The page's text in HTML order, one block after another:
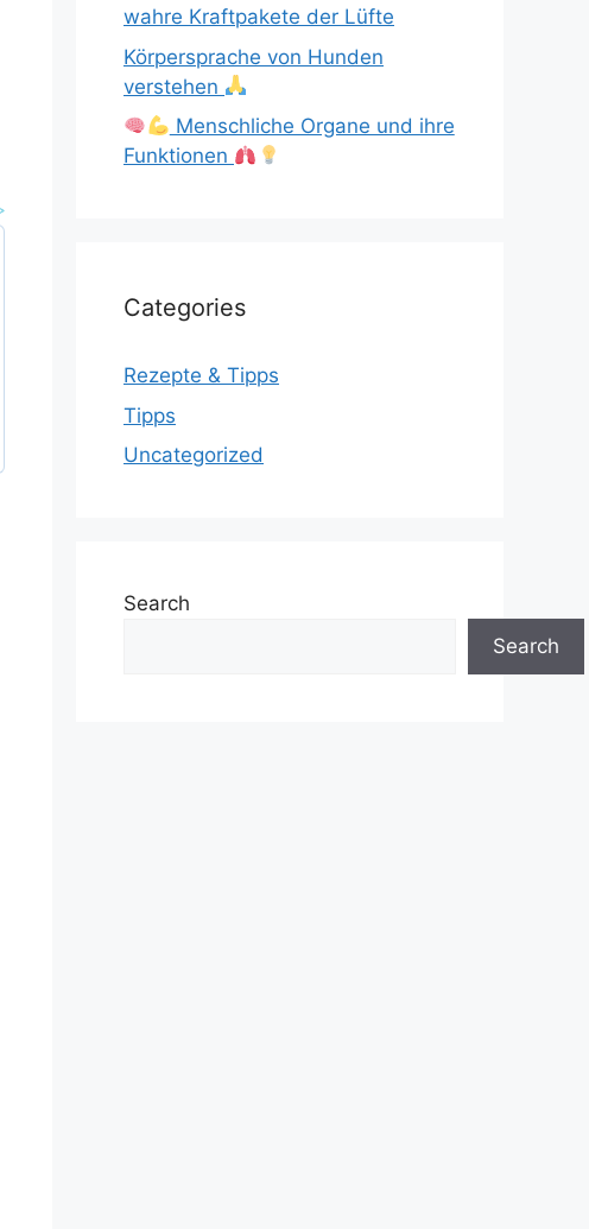
wahre Kraftpakete der Lüfte
Körpersprache von Hunden
verstehen
Menschliche Organe und ihre
Funktionen
Categories
Rezepte & Tipps
Tipps
Uncategorized
Search
Search